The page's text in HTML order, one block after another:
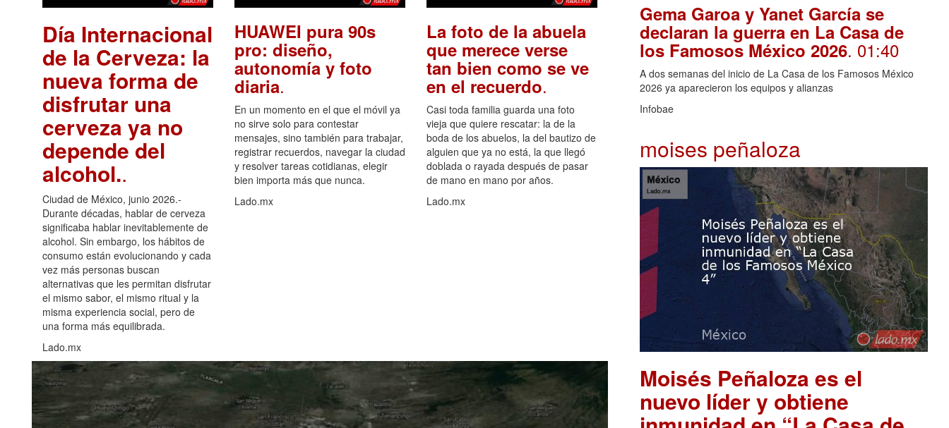
Día Internacional
de la Cerveza: la
nueva forma de
disfrutar una
cerveza ya no
depende del
alcohol..
Ciudad de México, junio 2026.-
Durante décadas, hablar de cerveza
significaba hablar inevitablemente de
alcohol. Sin embargo, los hábitos de
consumo están evolucionando y cada
vez más personas buscan
alternativas que les permitan disfrutar
el mismo sabor, el mismo ritual y la
misma experiencia social, pero de
una forma más equilibrada.
Lado.mx
HUAWEI pura 90s
pro: diseño,
autonomía y foto
diaria.
En un momento en el que el móvil ya
no sirve solo para contestar
mensajes, sino también para trabajar,
registrar recuerdos, navegar la ciudad
y resolver tareas cotidianas, elegir
bien importa más que nunca.
Lado.mx
La foto de la abuela
que merece verse
tan bien como se ve
en el recuerdo.
Casi toda familia guarda una foto
vieja que quiere rescatar: la de la
boda de los abuelos, la del bautizo de
alguien que ya no está, la que llegó
doblada o rayada después de pasar
de mano en mano por años.
Lado.mx
Gema Garoa y Yanet García se
declaran la guerra en La Casa de
los Famosos México 2026. 01:40
A dos semanas del inicio de La Casa de los Famosos México
2026 ya aparecieron los equipos y alianzas
Infobae
moises peñaloza
Moisés Peñaloza es el
nuevo líder y obtiene